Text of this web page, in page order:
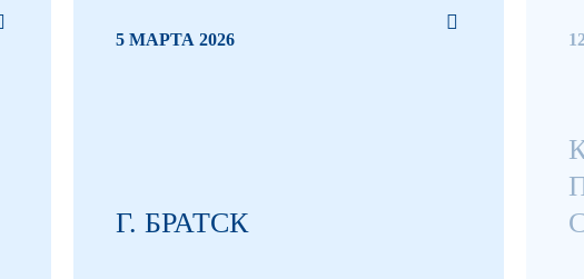
5 МАРТА 2026
Г. БРАТСК